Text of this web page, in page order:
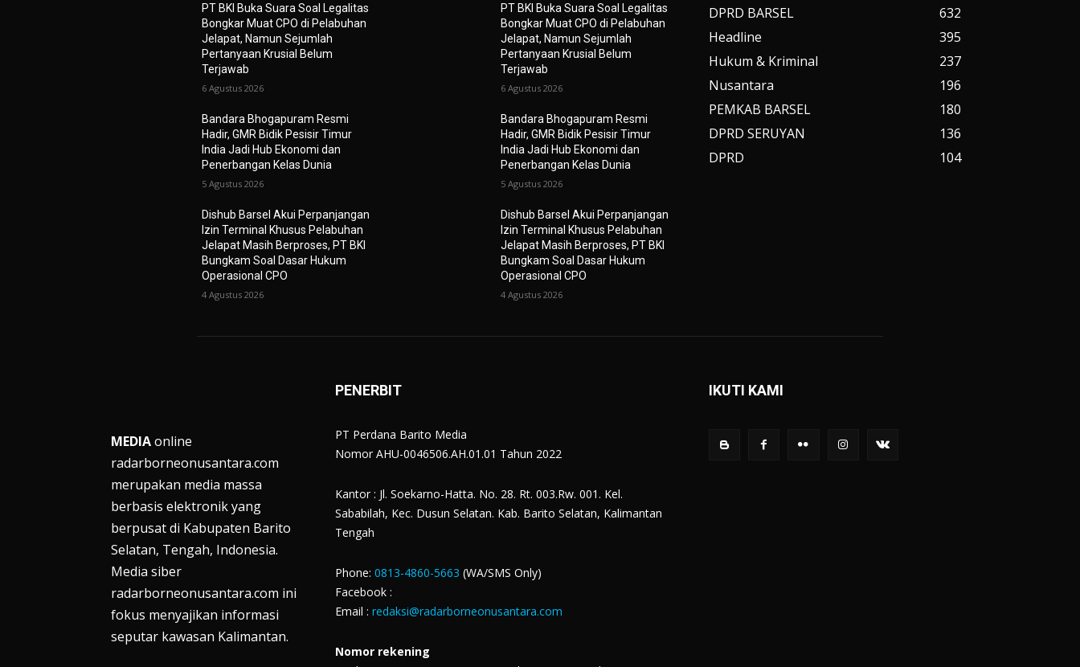
PT BKI Buka Suara Soal Legalitas
Bongkar Muat CPO di Pelabuhan
Jelapat, Namun Sejumlah
Pertanyaan Krusial Belum
Terjawab
6 Agustus 2026
Bandara Bhogapuram Resmi
Hadir, GMR Bidik Pesisir Timur
India Jadi Hub Ekonomi dan
Penerbangan Kelas Dunia
5 Agustus 2026
Dishub Barsel Akui Perpanjangan
Izin Terminal Khusus Pelabuhan
Jelapat Masih Berproses, PT BKI
Bungkam Soal Dasar Hukum
Operasional CPO
4 Agustus 2026
PT BKI Buka Suara Soal Legalitas
Bongkar Muat CPO di Pelabuhan
Jelapat, Namun Sejumlah
Pertanyaan Krusial Belum
Terjawab
6 Agustus 2026
Bandara Bhogapuram Resmi
Hadir, GMR Bidik Pesisir Timur
India Jadi Hub Ekonomi dan
Penerbangan Kelas Dunia
5 Agustus 2026
Dishub Barsel Akui Perpanjangan
Izin Terminal Khusus Pelabuhan
Jelapat Masih Berproses, PT BKI
Bungkam Soal Dasar Hukum
Operasional CPO
4 Agustus 2026
DPRD BARSEL
632
Headline
395
Hukum & Kriminal
237
Nusantara
196
PEMKAB BARSEL
180
DPRD SERUYAN
136
DPRD
104
MEDIAonline
radarborneonusantara.com
merupakan media massa
berbasis elektronik yang
berpusat di Kabupaten Barito
Selatan, Tengah, Indonesia.
Media siber
radarborneonusantara.com ini
fokus menyajikan informasi
seputar kawasan Kalimantan.
PENERBIT
PT Perdana Barito Media
Nomor AHU-0046506.AH.01.01 Tahun 2022
Kantor : Jl. Soekarno-Hatta. No. 28. Rt. 003.Rw. 001. Kel.
Sababilah, Kec. Dusun Selatan. Kab. Barito Selatan, Kalimantan
Tengah
Phone: 0813-4860-5663 (WA/SMS Only)
Facebook :
Email : redaksi@radarborneonusantara.com
Nomor rekening
IKUTI KAMI